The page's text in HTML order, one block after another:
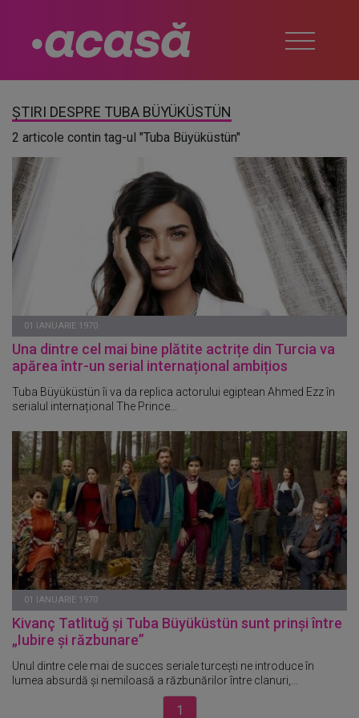
ȘTIRI DESPRE TUBA BÜYÜKÜSTÜN
2 articole contin tag-ul "Tuba Büyüküstün"
01 IANUARIE 1970
Una dintre cel mai bine plătite actrițe din Turcia va
apărea într-un serial internațional ambițios
Tuba Büyüküstün îi va da replica actorului egiptean Ahmed Ezz în
serialul internațional The Prince...
01 IANUARIE 1970
Kivanç Tatlituğ și Tuba Büyüküstün sunt prinși între
„Iubire și răzbunare”
Unul dintre cele mai de succes seriale turcești ne introduce în
lumea absurdă și nemiloasă a răzbunărilor între clanuri,...
1